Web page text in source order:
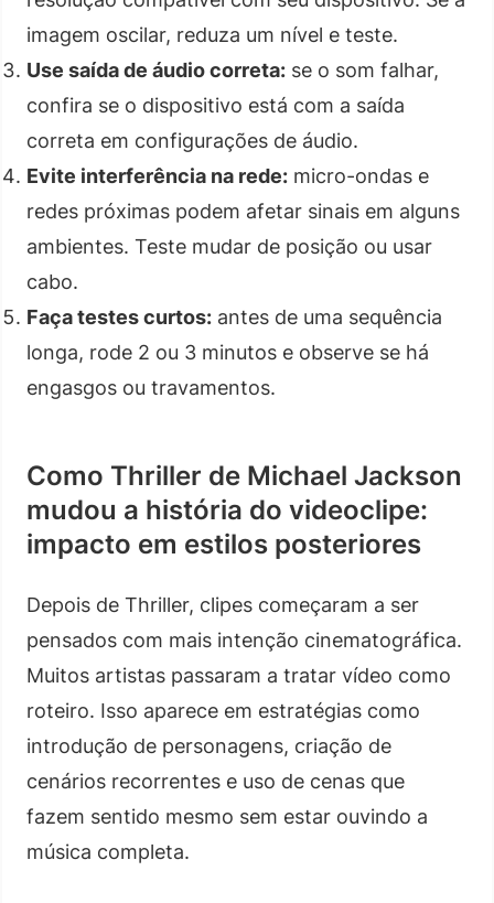
imagem oscilar, reduza um nível e teste.
Use saída de áudio correta: se o som falhar,
confira se o dispositivo está com a saída
correta em configurações de áudio.
Evite interferência na rede: micro-ondas e
redes próximas podem afetar sinais em alguns
ambientes. Teste mudar de posição ou usar
cabo.
Faça testes curtos: antes de uma sequência
longa, rode 2 ou 3 minutos e observe se há
engasgos ou travamentos.
Como Thriller de Michael Jackson
mudou a história do videoclipe:
impacto em estilos posteriores
Depois de Thriller, clipes começaram a ser
pensados com mais intenção cinematográfica.
Muitos artistas passaram a tratar vídeo como
roteiro. Isso aparece em estratégias como
introdução de personagens, criação de
cenários recorrentes e uso de cenas que
fazem sentido mesmo sem estar ouvindo a
música completa.